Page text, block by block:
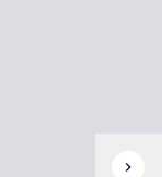
chevron_right